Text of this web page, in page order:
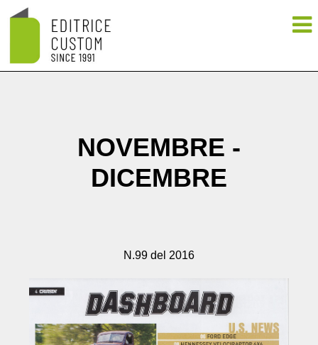
NOVEMBRE -
DICEMBRE
N.99 del 2016